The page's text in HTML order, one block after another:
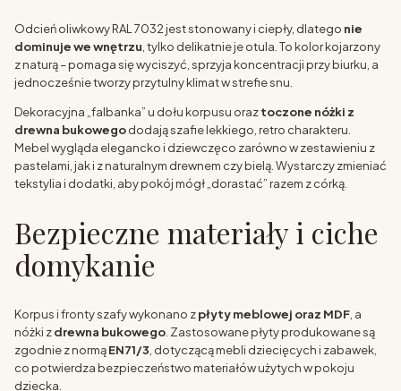
Odcień oliwkowy RAL 7032 jest stonowany i ciepły, dlatego nie
dominuje we wnętrzu, tylko delikatnie je otula. To kolor kojarzony
z naturą – pomaga się wyciszyć, sprzyja koncentracji przy biurku, a
jednocześnie tworzy przytulny klimat w strefie snu.
Dekoracyjna „falbanka” u dołu korpusu oraztoczone nóżki z
drewna bukowegododają szafie lekkiego, retro charakteru.
Mebel wygląda elegancko i dziewczęco zarówno w zestawieniu z
pastelami, jak i z naturalnym drewnem czy bielą. Wystarczy zmieniać
tekstylia i dodatki, aby pokój mógł „dorastać” razem z córką.
Bezpieczne materiały i ciche
domykanie
Korpus i fronty szafy wykonano zpłyty meblowej oraz MDF , a
nóżki zdrewna bukowego . Zastosowane płyty produkowane są
zgodnie z normąEN71/3 , dotyczącą mebli dziecięcych i zabawek,
co potwierdza bezpieczeństwo materiałów użytych w pokoju
dziecka.